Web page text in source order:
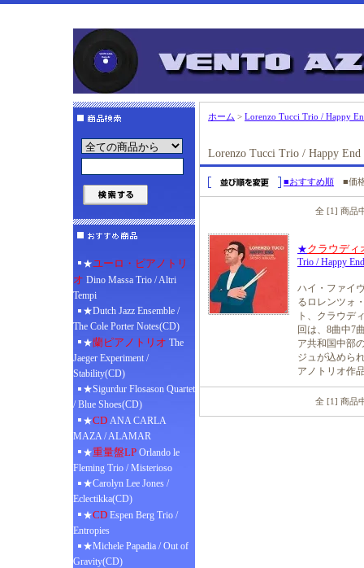
★ユーロ・ピアノトリ
オ Dino Massa Trio / Altri
Tempi
★Dutch Jazz Ensemble /
The Cole Porter Notes(CD)
★蘭ピアノトリオ The
Jaeger Experiment /
Stability(CD)
★Sigurdur Flosason Quartet
/ Blue Shoes(CD)
★CD ANA CARLA
MAZA / ALAMAR
★重量盤LP Orlando le
Fleming Trio / Misterioso
★Carolyn Lee Jones /
Eclectikka(CD)
★CD Espen Berg Trio /
Entropies
★Michele Papadia / Out of
Gravity(CD)
ホーム > Lorenzo Tucci Trio / Happy
Lorenzo Tucci Trio / Happy End
■おすすめ順 ■価
全 [1] 商品
★クラウデ
Trio / Happy End
ハイ・ファイ
るロレンツォ
ト、クラウデ
回は、8曲中7
ア共和国中部
ジュが込めら
アノトリオ作
全 [1] 商品